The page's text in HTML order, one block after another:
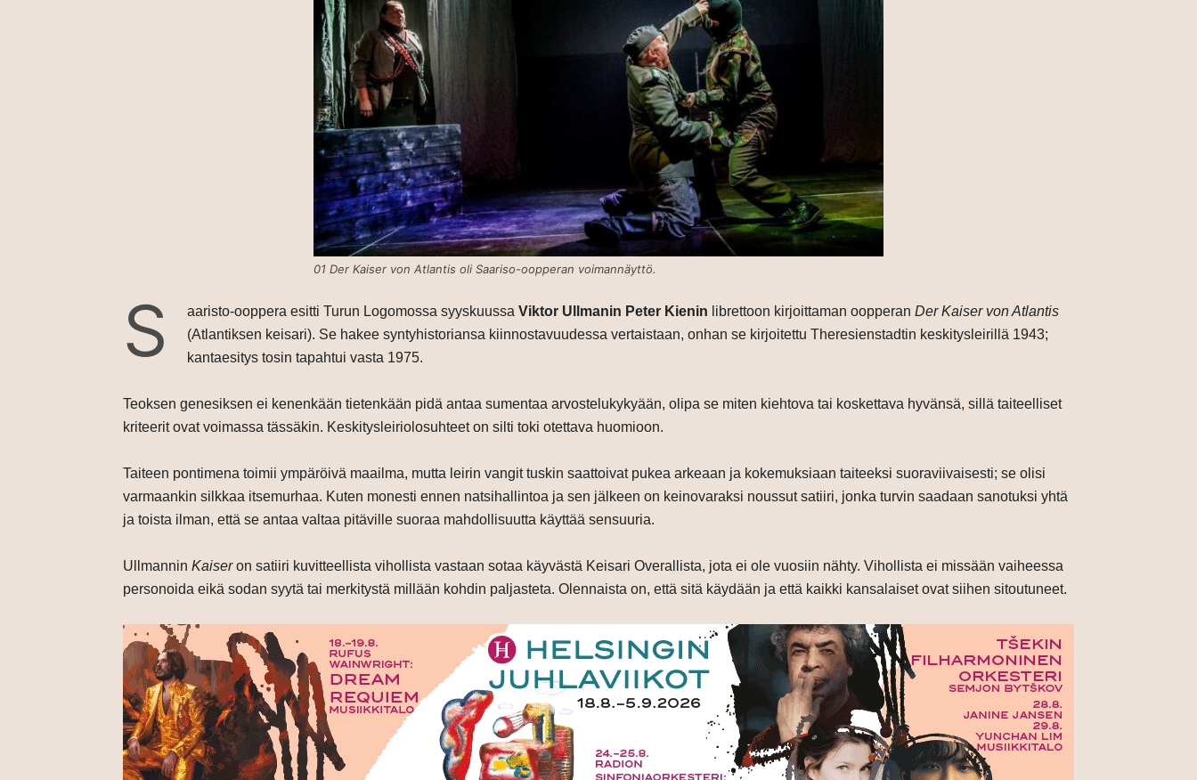
01 Der Kaiser von Atlantis oli Saariso-oopperan voimannäyttö.
S aaristo-ooppera esitti Turun Logomossa syyskuussa Viktor Ullmanin Peter Kienin librettoon kirjoittaman oopperan Der Kaiser von Atlantis
(Atlantiksen keisari). Se hakee syntyhistoriansa kiinnostavuudessa vertaistaan, onhan se kirjoitettu Theresienstadtin keskitysleirillä 1943;
kantaesitys tosin tapahtui vasta 1975.
Teoksen genesiksen ei kenenkään tietenkään pidä antaa sumentaa arvostelukykyään, olipa se miten kiehtova tai koskettava hyvänsä, sillä taiteelliset
kriteerit ovat voimassa tässäkin. Keskitysleiriolosuhteet on silti toki otettava huomioon.
Taiteen pontimena toimii ympäröivä maailma, mutta leirin vangit tuskin saattoivat pukea arkeaan ja kokemuksiaan taiteeksi suoraviivaisesti; se olisi
varmaankin silkkaa itsemurhaa. Kuten monesti ennen natsihallintoa ja sen jälkeen on keinovaraksi noussut satiiri, jonka turvin saadaan sanotuksi yhtä
ja toista ilman, että se antaa valtaa pitäville suoraa mahdollisuutta käyttää sensuuria.
Ullmannin Kaiseron satiiri kuvitteellista vihollista vastaan sotaa käyvästä Keisari Overallista, jota ei ole vuosiin nähty. Vihollista ei missään vaiheessa
personoida eikä sodan syytä tai merkitystä millään kohdin paljasteta. Olennaista on, että sitä käydään ja että kaikki kansalaiset ovat siihen sitoutuneet.